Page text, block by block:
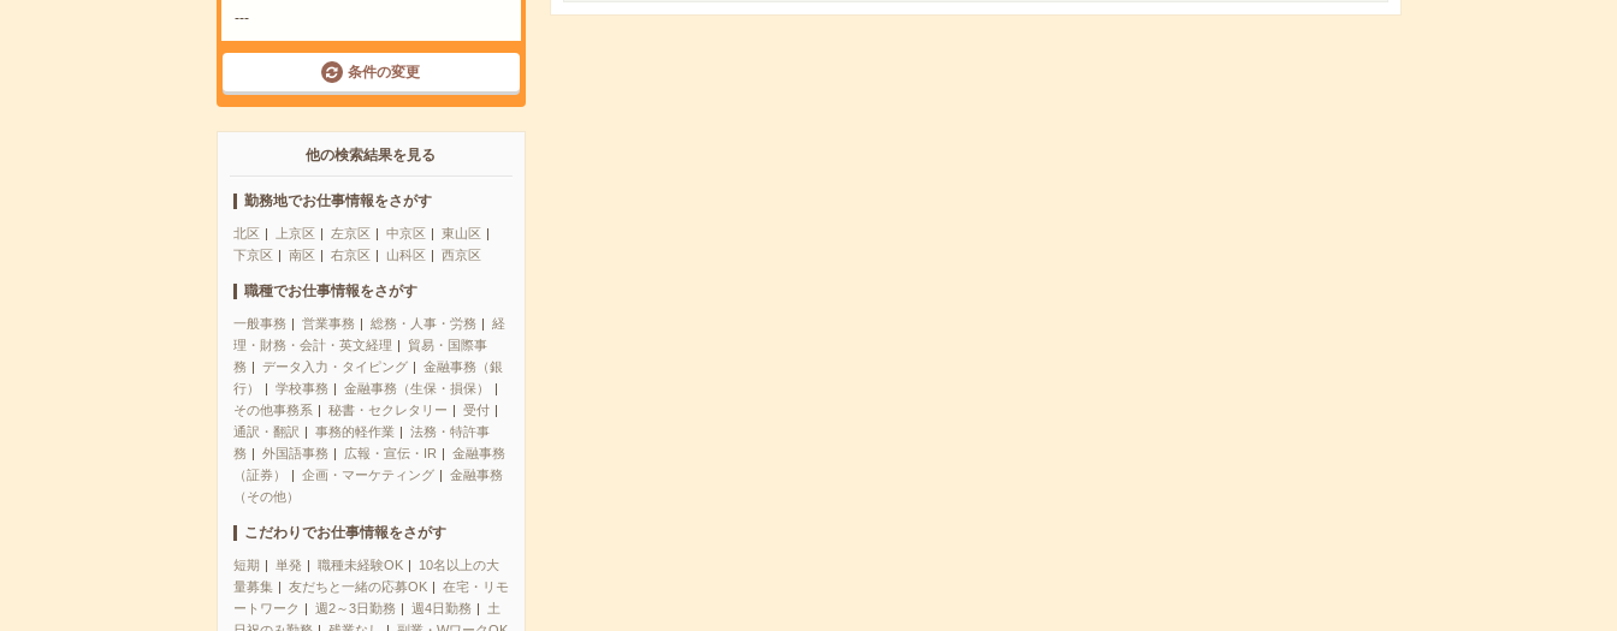
---
条件の変更
他の検索結果を見る
勤務地でお仕事情報をさがす
北区 上京区 左京区 中京区
東山区
下京区
南区 右京区 山科区 西京区
職種でお仕事情報をさがす
一般事務 営業事務 総務・人事・労務
経
理・財務・会計・英文経理
貿易・国際事
務
データ入力・タイピング
金融事務（銀
行）
学校事務
金融事務（生保・損保）
その他事務系
秘書・セクレタリー
受付
通訳・翻訳
事務的軽作業
法務・特許事
務
外国語事務 広報・宣伝・IR
金融事務
（証券）
企画・マーケティング
金融事務
（その他）
こだわりでお仕事情報をさがす
短期 単発 職種未経験OK
10名以上の大
量募集
友だちと一緒の応募OK
在宅・リモ
ートワーク
週2～3日勤務 週4日勤務
土